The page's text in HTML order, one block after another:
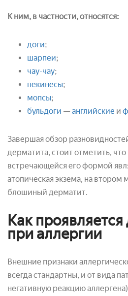
К ним, в частности, относятся:
доги;
шарпеи;
чау-чау;
пекинесы;
мопсы;
бульдоги —английские и
Завершая обзор
дерматита, стоит отметить,
встречающейся его формой
атопическая экзема, на втором
блошиный дерматит.
Как
при аллергии
Внешние признаки
всегда стандартны, и от вида
негативную реакцию